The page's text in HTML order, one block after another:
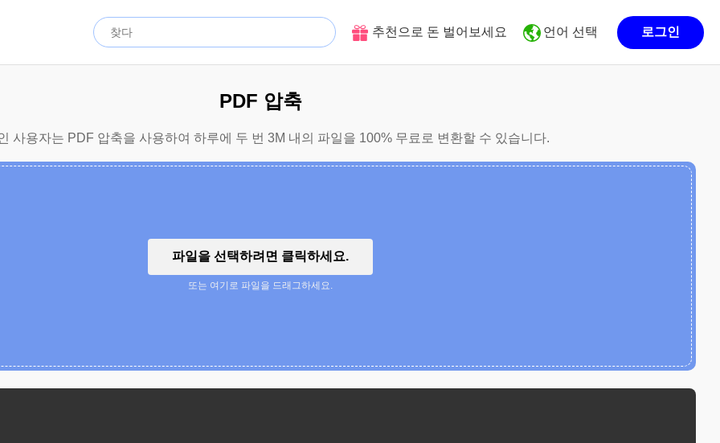
추천으로 돈 벌어보세요 언어 선택 로그인
PDF 압축
사용자는 PDF 압축을 사용하여 하루에 두 번 3M 내의 파일을 100% 무료로 변환할 수 있습니다.
파일을 선택하려면 클릭하세요.
또는 여기로 파일을 드래그하세요.